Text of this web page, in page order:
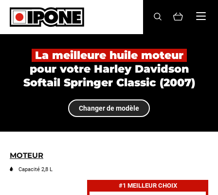
Ipone
HUILES MOTEUR
ENTRETIEN
MAINTENANCE
Revendeurs
La meilleure huile moteur
pour votre Harley Davidson
Softail Springer Classic (2007)
Changer de modèle
MOTEUR
Capacité 2,8 L
#1 MEILLEUR CHOIX